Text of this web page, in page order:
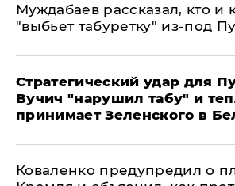
Муждабаев рассказал, кто и
"выбьет табуретку" из-под
Стратегический удар для
Вучич "нарушил табу" и
принимает Зеленского в
Коваленко предупредил о